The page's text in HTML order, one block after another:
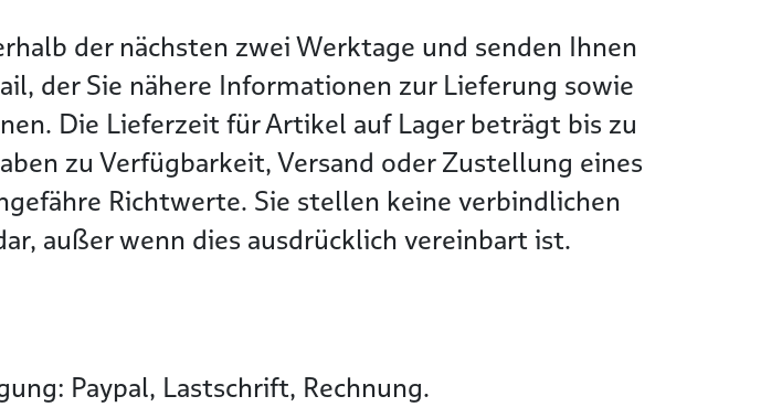
der nächsten zwei Werktage und senden Ihnen
der Sie nähere Informationen zur Lieferung sowie
Die Lieferzeit für Artikel auf Lager beträgt bis zu
zu Verfügbarkeit, Versand oder Zustellung eines
Richtwerte. Sie stellen keine verbindlichen
außer wenn dies ausdrücklich vereinbart ist.
Paypal, Lastschrift, Rechnung.